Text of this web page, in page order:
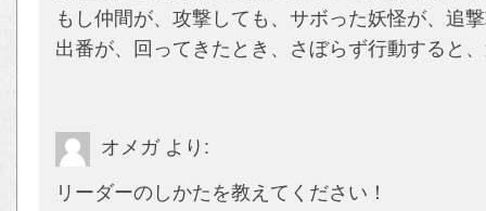
もし仲間が、攻撃しても、サボった妖怪が、追
出番が、回ってきたとき、さぼらず行動すると
オメガ より:
リーダーのしかたを教えてください！